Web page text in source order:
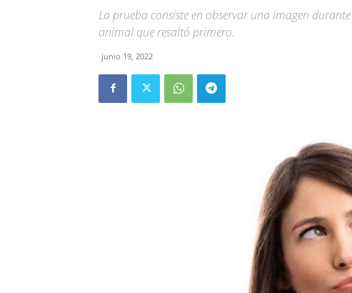
La prueba consiste en observar una imagen
animal que resaltó primero.
junio 19, 2022